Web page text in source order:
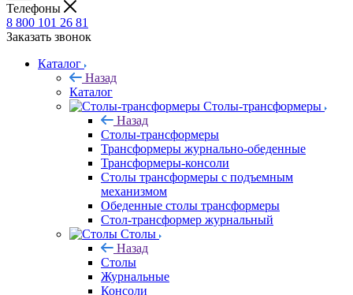
Телефоны
8 800 101 26 81
Заказать звонок
Каталог
Назад
Каталог
Столы-трансформеры
Назад
Столы-трансформеры
Трансформеры журнально-обеденные
Трансформеры-консоли
Столы трансформеры с подъемным
механизмом
Обеденные столы трансформеры
Стол-трансформер журнальный
Столы
Назад
Столы
Журнальные
Консоли